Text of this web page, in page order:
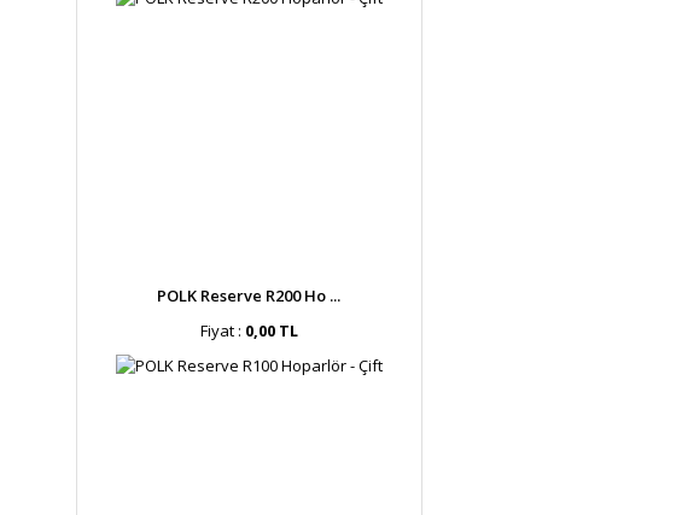
POLK Reserve R200 Ho ...
Fiyat : 0,00 TL